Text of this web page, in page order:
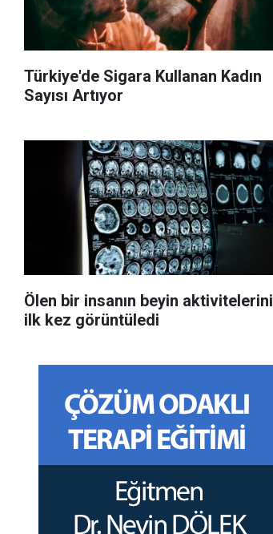
Türkiye'de Sigara Kullanan Kadın
Sayısı Artıyor
Ölen bir insanın beyin aktivitelerini
ilk kez görüntüledi